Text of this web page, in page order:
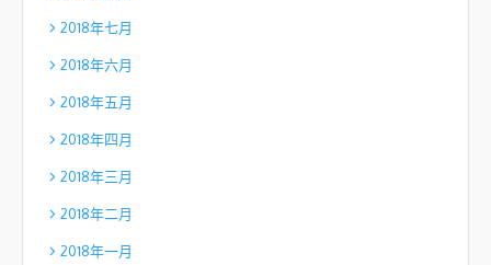
2018年七月
2018年六月
2018年五月
2018年四月
2018年三月
2018年二月
2018年一月